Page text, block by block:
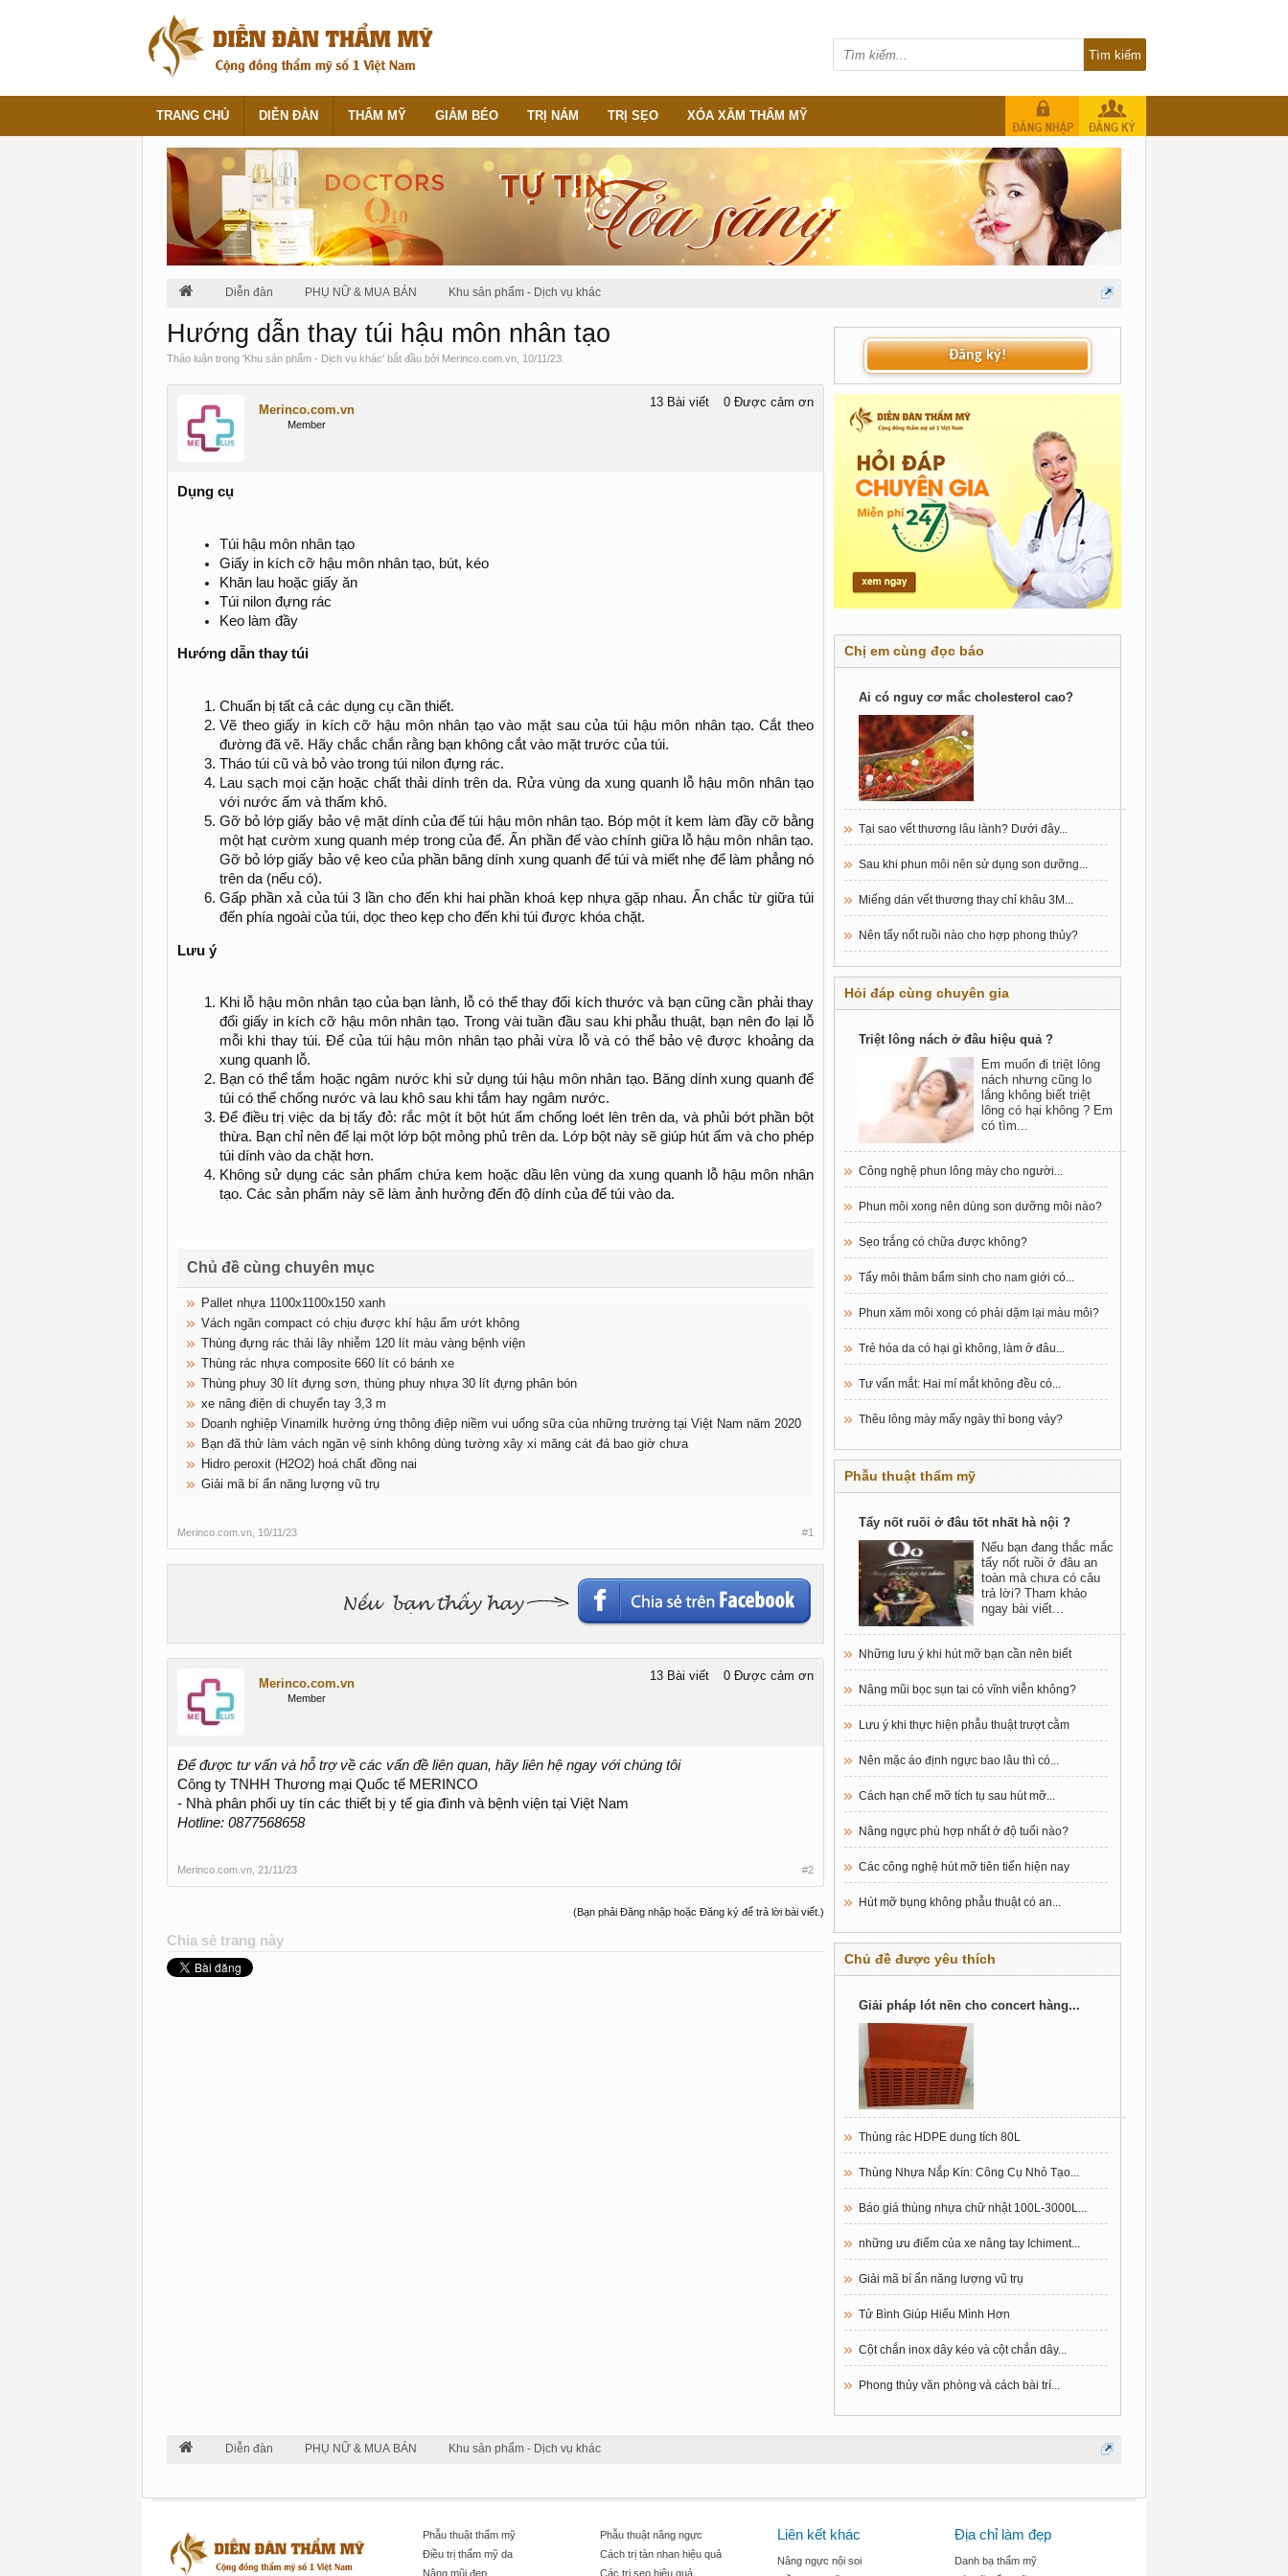
Diễn đàn PHỤ NỮ & MUA BÁN Khu sản phẩm - Dịch vụ khác
Hướng dẫn thay túi hậu môn nhân tạo
Thảo luận trong 'Khu sản phẩm - Dịch vụ khác' bắt đầu bởi Merinco.com.vn 10/11/23
Merinco.com.vn
Member
13 Bài viết 0 Được cảm ơn
Dụng cụ
Túi hậu môn nhân tạo
Giấy in kích cỡ hậu môn nhân tạo, bút, kéo
Khăn lau hoặc giấy ăn
Túi nilon đựng rác
Keo làm đầy
Hướng dẫn thay túi
Chuẩn bị tất cả các dụng cụ cần thiết.
Vẽ theo giấy in kích cỡ hậu môn nhân tạo vào mặt sau của túi hậu môn nhân tạo. Cắt theo
đường đã vẽ. Hãy chắc chắn rằng bạn không cắt vào mặt trước của túi.
Tháo túi cũ và bỏ vào trong túi nilon đựng rác.
Lau sạch mọi cặn hoặc chất thải dính trên da. Rửa vùng da xung quanh lỗ hậu môn nhân tạo
với nước ấm và thấm khô.
Gỡ bỏ lớp giấy bảo vệ mặt dính của đế túi hậu môn nhân tạo. Bóp một ít kem làm đầy cỡ bằng
một hạt cườm xung quanh mép trong của đế. Ấn phần đế vào chính giữa lỗ hậu môn nhân tạo.
Gỡ bỏ lớp giấy bảo vệ keo của phần băng dính xung quanh đế túi và miết nhẹ để làm phẳng nó
trên da (nếu có).
Gấp phần xả của túi 3 lần cho đến khi hai phần khoá kẹp nhựa gặp nhau. Ấn chắc từ giữa túi
đến phía ngoài của túi, dọc theo kẹp cho đến khi túi được khóa chặt.
Lưu ý
Khi lỗ hậu môn nhân tạo của bạn lành, lỗ có thể thay đổi kích thước và bạn cũng cần phải thay
đổi giấy in kích cỡ hậu môn nhân tạo. Trong vài tuần đầu sau khi phẫu thuật, bạn nên đo lại lỗ
mỗi khi thay túi. Đế của túi hậu môn nhân tạo phải vừa lỗ và có thể bảo vệ được khoảng da
xung quanh lỗ.
Bạn có thể tắm hoặc ngâm nước khi sử dụng túi hậu môn nhân tạo. Băng dính xung quanh để
túi có thể chống nước và lau khô sau khi tắm hay ngâm nước.
Để điều trị việc da bị tấy đỏ: rắc một ít bột hút ẩm chống loét lên trên da, và phủi bớt phần bột
thừa. Bạn chỉ nên để lại một lớp bột mỏng phủ trên da. Lớp bột này sẽ giúp hút ẩm và cho phép
túi dính vào da chặt hơn.
Không sử dụng các sản phẩm chứa kem hoặc dầu lên vùng da xung quanh lỗ hậu môn nhân
tạo. Các sản phẩm này sẽ làm ảnh hưởng đến độ dính của đế túi vào da.
Chủ đề cùng chuyên mục
Pallet nhựa 1100x1100x150 xanh
Vách ngăn compact có chịu được khí hậu ẩm ướt không
Thùng đựng rác thải lây nhiễm 120 lít màu vàng bệnh viện
Thùng rác nhựa composite 660 lít có bánh xe
Thùng phuy 30 lít đựng sơn, thùng phuy nhựa 30 lít đựng phân bón
xe nâng điện di chuyển tay 3,3 m
Doanh nghiệp Vinamilk hưởng ứng thông điệp niềm vui uống sữa của những trường tại Việt Nam năm 2020
Bạn đã thử làm vách ngăn vệ sinh không dùng tường xây xi măng cát đá bao giờ chưa
Hidro peroxit (H2O2) hoá chất đồng nai
Giải mã bí ẩn năng lượng vũ trụ
Merinco.com.vn 10/11/23 #1
Merinco.com.vn
Member
13 Bài viết 0 Được cảm ơn
Để được tư vấn và hỗ trợ về các vấn đề liên quan, hãy liên hệ ngay với chúng tôi
Công ty TNHH Thương mại Quốc tế MERINCO
- Nhà phân phối uy tín các thiết bị y tế gia đình và bệnh viện tại Việt Nam
Hotline: 0877568658
Merinco.com.vn 21/11/23 #2
(Bạn phải Đăng nhập hoặc Đăng ký để trả lời bài viết.)
Chia sẻ trang này
Đăng ký!
Chị em cùng đọc báo
Ai có nguy cơ mắc cholesterol cao?
Tại sao vết thương lâu lành? Dưới đây...
Sau khi phun môi nên sử dụng son dưỡng...
Miếng dán vết thương thay chỉ khâu 3M...
Nên tẩy nốt ruồi nào cho hợp phong thủy?
Hỏi đáp cùng chuyên gia
Triệt lông nách ở đâu hiệu quả ?
Em muốn đi triệt lông
nách nhưng cũng lo
lắng không biết triệt
lông có hại không ? Em
có tìm...
Công nghệ phun lông mày cho người...
Phun môi xong nên dùng son dưỡng môi nào?
Sẹo trắng có chữa được không?
Tẩy môi thâm bẩm sinh cho nam giới có...
Phun xăm môi xong có phải dặm lại màu môi?
Trẻ hóa da có hại gì không, làm ở đâu...
Tư vấn mắt: Hai mí mắt không đều có...
Thêu lông mày mấy ngày thì bong vảy?
Phẫu thuật thẩm mỹ
Tẩy nốt ruồi ở đâu tốt nhất hà nội ?
Nếu bạn đang thắc mắc
tẩy nốt ruồi ở đâu an
toàn mà chưa có câu
trả lời? Tham khảo
ngay bài viết...
Những lưu ý khi hút mỡ bạn cần nên biết
Nâng mũi bọc sụn tai có vĩnh viễn không?
Lưu ý khi thực hiện phẫu thuật trượt cằm
Nên mặc áo định ngực bao lâu thì có...
Cách hạn chế mỡ tích tụ sau hút mỡ...
Nâng ngực phù hợp nhất ở độ tuổi nào?
Các công nghệ hút mỡ tiên tiến hiện nay
Hút mỡ bụng không phẫu thuật có an...
Chủ đề được yêu thích
Giải pháp lót nền cho concert hàng...
Thùng rác HDPE dung tích 80L
Thùng Nhựa Nắp Kín: Công Cụ Nhỏ Tạo...
Báo giá thùng nhựa chữ nhật 100L-3000L...
những ưu điểm của xe nâng tay Ichiment...
Giải mã bí ẩn năng lượng vũ trụ
Tử Bình Giúp Hiểu Mình Hơn
Cột chắn inox dây kéo và cột chắn dây...
Phong thủy văn phòng và cách bài trí...
Diễn đàn PHỤ NỮ & MUA BÁN Khu sản phẩm - Dịch vụ khác
TRANG CHỦ DIỄN ĐÀN THẨM MỸ GIẢM BÉO TRỊ NÁM TRỊ SẸO XÓA XĂM THẨM MỸ
Phẫu thuật thẩm mỹ
Điều trị thẩm mỹ da
Nâng mũi đẹp
Phẫu thuật nâng ngực
Cách trị tàn nhan hiệu quả
Các trị sẹo hiệu quả
Liên kết khác
Nâng ngực nội soi
Địa chỉ làm đẹp
Danh bạ thẩm mỹ